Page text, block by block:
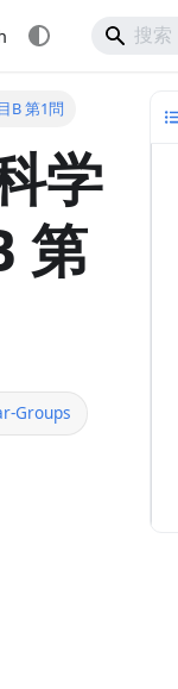
B 第1問
学
第
Groups